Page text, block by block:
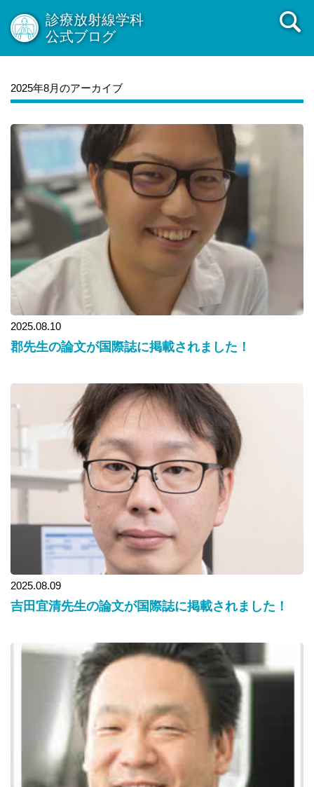
診療放射線学科
公式ブログ
2025年8月のアーカイブ
2025.08.10
郡先生の論文が国際誌に掲載されました！
2025.08.09
吉田宜清先生の論文が国際誌に掲載されました！